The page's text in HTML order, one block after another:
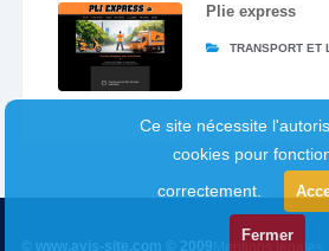
Plie express
TRANSPORT ET
© www.avis-site.com © 2009
Ce site nécessite
cookies pour
correctement.
Fermer